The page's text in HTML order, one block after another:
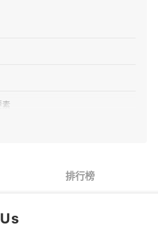
耐用性高者
格人氣高
排行榜